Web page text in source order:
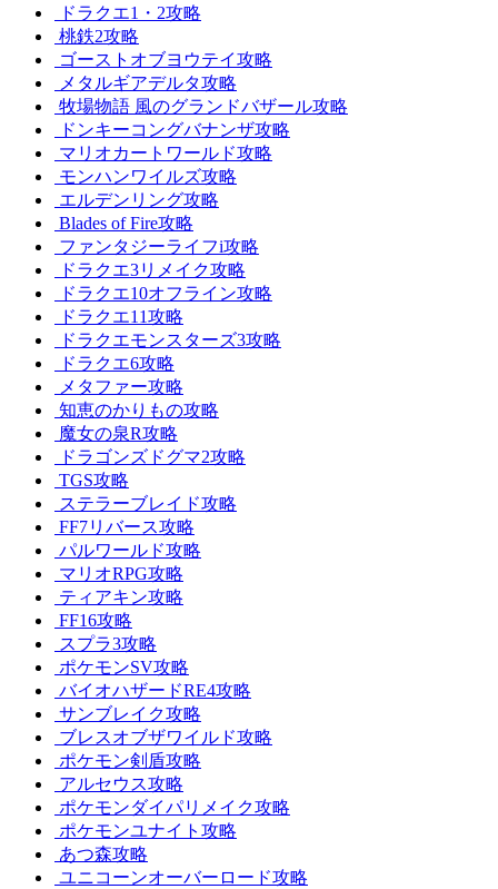
ドラクエ1・2攻略
桃鉄2攻略
ゴーストオブヨウテイ攻略
メタルギアデルタ攻略
牧場物語 風のグランドバザール攻略
ドンキーコングバナンザ攻略
マリオカートワールド攻略
モンハンワイルズ攻略
エルデンリング攻略
Blades of Fire攻略
ファンタジーライフi攻略
ドラクエ3リメイク攻略
ドラクエ10オフライン攻略
ドラクエ11攻略
ドラクエモンスターズ3攻略
ドラクエ6攻略
メタファー攻略
知恵のかりもの攻略
魔女の泉R攻略
ドラゴンズドグマ2攻略
TGS攻略
ステラーブレイド攻略
FF7リバース攻略
パルワールド攻略
マリオRPG攻略
ティアキン攻略
FF16攻略
スプラ3攻略
ポケモンSV攻略
バイオハザードRE4攻略
サンブレイク攻略
ブレスオブザワイルド攻略
ポケモン剣盾攻略
アルセウス攻略
ポケモンダイパリメイク攻略
ポケモンユナイト攻略
あつ森攻略
ユニコーンオーバーロード攻略